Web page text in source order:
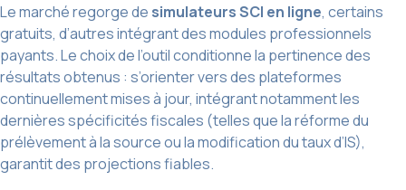
Le marché regorge de simulateurs SCI en ligne, certains
gratuits, d’autres intégrant des modules professionnels
payants. Le choix de l’outil conditionne la pertinence des
résultats obtenus : s’orienter vers des plateformes
continuellement mises à jour, intégrant notamment les
dernières spécificités fiscales (telles que la réforme du
prélèvement à la source ou la modification du taux d’IS),
garantit des projections fiables.